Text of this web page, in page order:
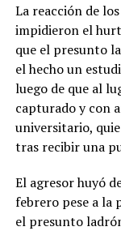
La reacción de
impidieron el
que el presunto
el hecho un
luego de que al
capturado y con
universitario,
tras recibir una
El agresor huyó
febrero pese a la
el presunto